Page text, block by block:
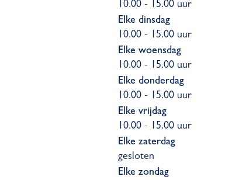
10.00 - 15.00 uur
Elke dinsdag
10.00 - 15.00 uur
Elke woensdag
10.00 - 15.00 uur
Elke donderdag
10.00 - 15.00 uur
Elke vrijdag
10.00 - 15.00 uur
Elke zaterdag
gesloten
Elke zondag